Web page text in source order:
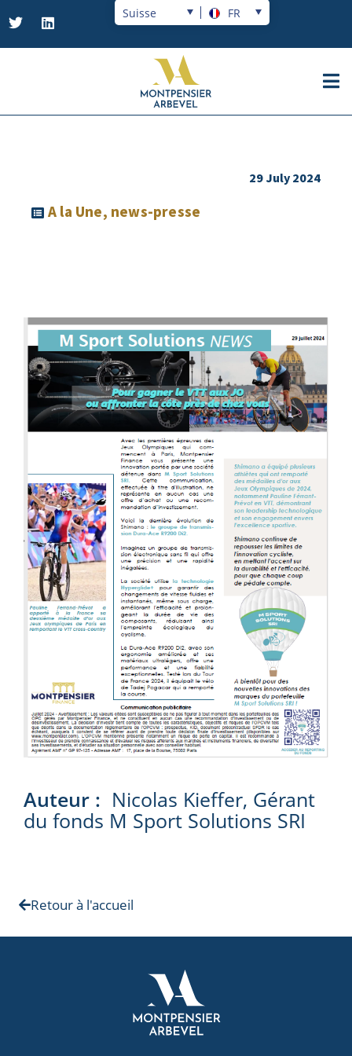
Suisse FR
29 July 2024
A la Une, news-presse
Auteur : Nicolas Kieffer, Gérant
du fonds M Sport Solutions SRI
Retour à l'accueil